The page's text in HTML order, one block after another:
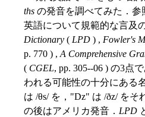
ths の発音を調べてみた．参
英語について規範的な言及
Dictionary ( LPD ) , Fowler's
p. 770 ) , A Comprehensive
( CGEL, pp. 305--06 ) の3点
われる可能性の十分にある
は /θs/ を，"Dz" は /ðz/ を
の後はアメリカ発音． LPD